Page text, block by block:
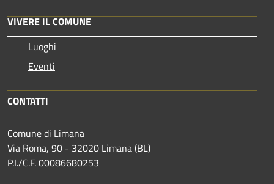
VIVERE IL COMUNE
Luoghi
Eventi
CONTATTI
Comune di Limana
Via Roma, 90 - 32020 Limana (BL)
P.I./C.F. 00086680253